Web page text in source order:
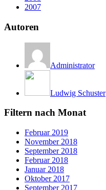
2007
Autoren
Administrator
Ludwig Schuster
Filtern nach Monat
Februar 2019
November 2018
September 2018
Februar 2018
Januar 2018
Oktober 2017
September 2017